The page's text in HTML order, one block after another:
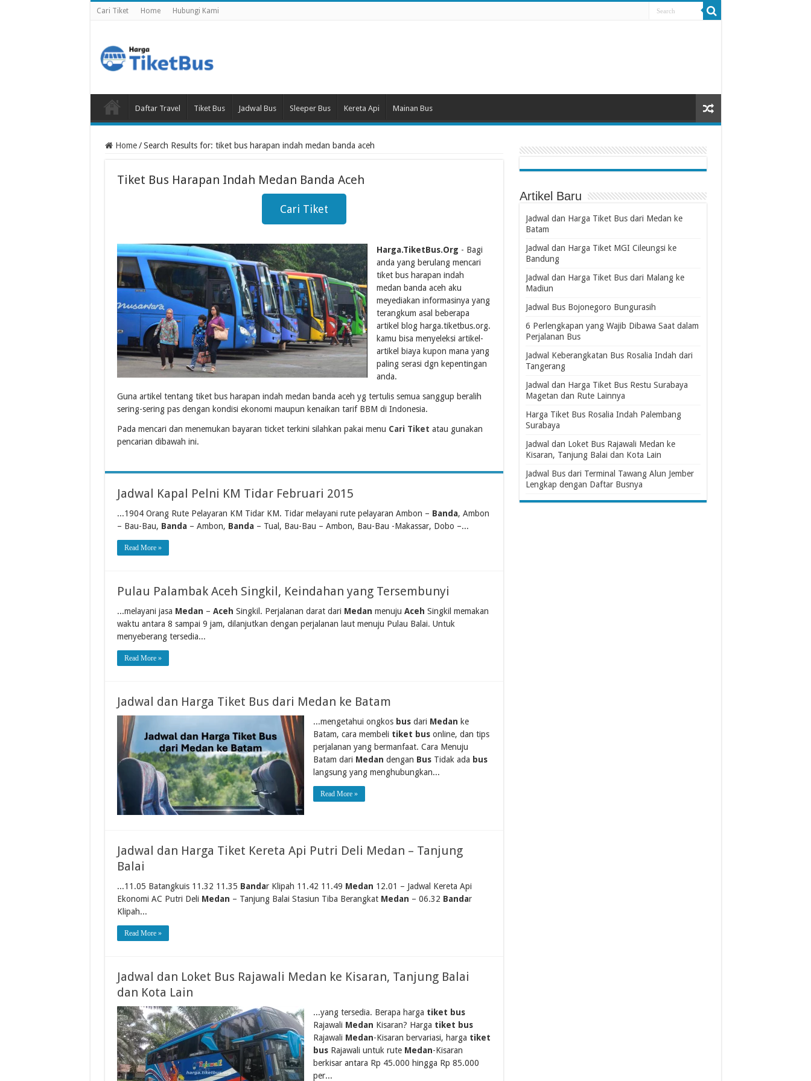
Cari Tiket Home Hubungi Kami
Daftar Travel Tiket Bus Jadwal Bus Sleeper Bus Kereta Api Mainan Bus
Home / Search Results for: tiket bus harapan indah medan banda aceh
Tiket Bus Harapan Indah Medan Banda Aceh
Cari Tiket
Harga.TiketBus.Org - Bagi
anda yang berulang mencari
tiket bus harapan indah
medan banda aceh aku
meyediakan informasinya yang
terangkum asal beberapa
artikel blog harga.tiketbus.org.
kamu bisa menyeleksi artikel-
artikel biaya kupon mana yang
paling serasi dgn kepentingan
anda.
Guna artikel tentang tiket bus harapan indah medan banda aceh yg tertulis semua sanggup beralih
sering-sering pas dengan kondisi ekonomi maupun kenaikan tarif BBM di Indonesia.
Pada mencari dan menemukan bayaran ticket terkini silahkan pakai menu Cari Tiket atau gunakan
pencarian dibawah ini.
Jadwal Kapal Pelni KM Tidar Februari 2015
...1904 Orang Rute Pelayaran KM Tidar KM. Tidar melayani rute pelayaran Ambon – Banda, Ambon
– Bau-Bau, Banda– Ambon, Banda– Tual, Bau-Bau – Ambon, Bau-Bau -Makassar, Dobo –...
Read More »
Pulau Palambak Aceh Singkil, Keindahan yang Tersembunyi
...melayani jasa Medan – Aceh Singkil. Perjalanan darat dari Medan menuju Aceh Singkil memakan
waktu antara 8 sampai 9 jam, dilanjutkan dengan perjalanan laut menuju Pulau Balai. Untuk
menyeberang tersedia...
Read More »
Jadwal dan Harga Tiket Bus dari Medan ke Batam
...mengetahui ongkos busdari Medan ke
Batam, cara membeli tiket busonline, dan tips
perjalanan yang bermanfaat. Cara Menuju
Batam dari Medan dengan BusTidak ada bus
langsung yang menghubungkan...
Read More »
Jadwal dan Harga Tiket Kereta Api Putri Deli Medan – Tanjung
Balai
...11.05 Batangkuis 11.32 11.35 Bandar Klipah 11.42 11.49 Medan 12.01 – Jadwal Kereta Api
Ekonomi AC Putri Deli Medan – Tanjung Balai Stasiun Tiba Berangkat Medan – 06.32 Bandar
Klipah...
Read More »
Jadwal dan Loket Bus Rajawali Medan ke Kisaran, Tanjung Balai
dan Kota Lain
...yang tersedia. Berapa harga tiket bus
Rajawali Medan Kisaran? Harga tiket bus
Rajawali Medan-Kisaran bervariasi, harga tiket
busRajawali untuk rute Medan-Kisaran
berkisar antara Rp 45.000 hingga Rp 85.000
per...
Artikel Baru
Jadwal dan Harga Tiket Bus dari Medan ke
Batam
Jadwal dan Harga Tiket MGI Cileungsi ke
Bandung
Jadwal dan Harga Tiket Bus dari Malang ke
Madiun
Jadwal Bus Bojonegoro Bungurasih
6 Perlengkapan yang Wajib Dibawa Saat dalam
Perjalanan Bus
Jadwal Keberangkatan Bus Rosalia Indah dari
Tangerang
Jadwal dan Harga Tiket Bus Restu Surabaya
Magetan dan Rute Lainnya
Harga Tiket Bus Rosalia Indah Palembang
Surabaya
Jadwal dan Loket Bus Rajawali Medan ke
Kisaran, Tanjung Balai dan Kota Lain
Jadwal Bus dari Terminal Tawang Alun Jember
Lengkap dengan Daftar Busnya